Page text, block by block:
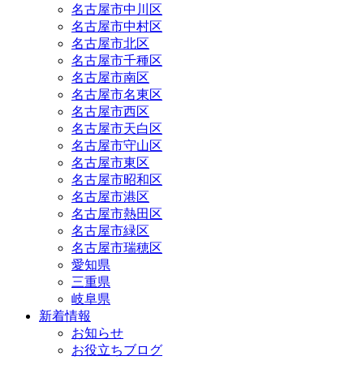
名古屋市中川区
名古屋市中村区
名古屋市北区
名古屋市千種区
名古屋市南区
名古屋市名東区
名古屋市西区
名古屋市天白区
名古屋市守山区
名古屋市東区
名古屋市昭和区
名古屋市港区
名古屋市熱田区
名古屋市緑区
名古屋市瑞穂区
愛知県
三重県
岐阜県
新着情報
お知らせ
お役立ちブログ